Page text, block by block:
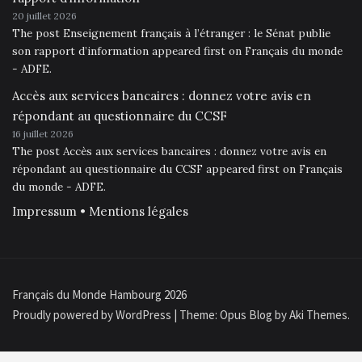
20 juillet 2026
The post Enseignement français à l’étranger : le Sénat publie
son rapport d’information appeared first on Français du monde
- ADFE.
Accès aux services bancaires : donnez votre avis en
répondant au questionnaire du CCSF
16 juillet 2026
The post Accès aux services bancaires : donnez votre avis en
répondant au questionnaire du CCSF appeared first on Français
du monde - ADFE.
Impressum • Mentions légales
Français du Monde Hambourg 2026
Proudly powered by WordPress | Theme: Opus Blog byAki Themes.